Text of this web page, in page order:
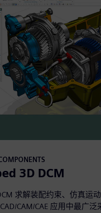
3D DCM
求解装配约束、仿真运
CAM/CAE 应用中最广